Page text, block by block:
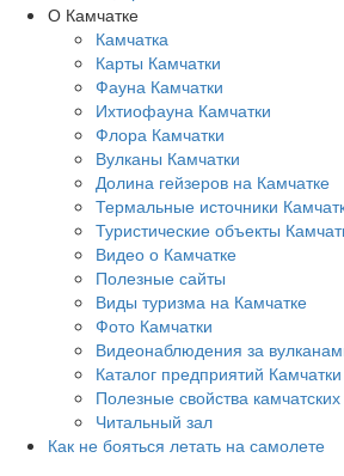
О Камчатке
Камчатка
Карты Камчатки
Фауна Камчатки
Ихтиофауна Камчатки
Флора Камчатки
Вулканы Камчатки
Долина гейзеров на Камчатке
Термальные источники
Туристические объекты
Видео о Камчатке
Полезные сайты
Виды туризма на Камчатке
Фото Камчатки
Видеонаблюдения за
Каталог предприятий Камчатки
Полезные свойства
Читальный зал
Как не бояться летать на самолете